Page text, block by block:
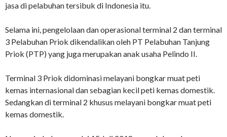
jasa di pelabuhan tersibuk di Indonesia itu.
Selama ini, pengelolaan dan operasional terminal 2 dan terminal
3 Pelabuhan Priok dikendalikan oleh PT Pelabuhan Tanjung
Priok (PTP) yang juga merupakan anak usaha Pelindo II.
Terminal 3 Priok didominasi melayani bongkar muat peti
kemas internasional dan sebagian kecil peti kemas domestik.
Sedangkan di terminal 2 khusus melayani bongkar muat peti
kemas domestik.